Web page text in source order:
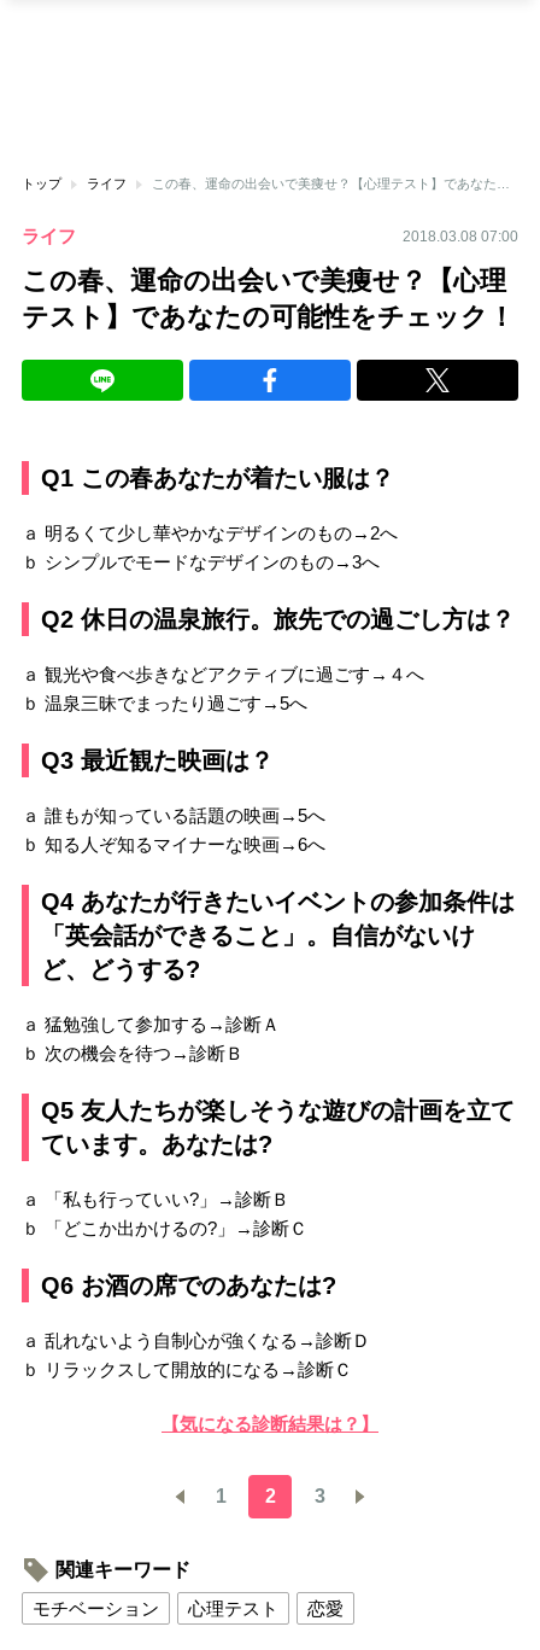
トップ ライフ
ライフ 2018.03.08 07:00
この春、運命の出会いで美痩せ？【心理
テスト】であなたの可能性をチェック！
Q1 この春あなたが着たい服は？
ａ 明るくて少し華やかなデザインのもの→2へ
ｂ シンプルでモードなデザインのもの→3へ
Q2 休日の温泉旅行。旅先での過ごし方は？
ａ 観光や食べ歩きなどアクティブに過ごす→４へ
ｂ 温泉三昧でまったり過ごす→5へ
Q3 最近観た映画は？
ａ 誰もが知っている話題の映画→5へ
ｂ 知る人ぞ知るマイナーな映画→6へ
Q4 あなたが行きたいイベントの参加条件は
「英会話ができること」。自信がないけ
ど、どうする?
ａ 猛勉強して参加する→診断Ａ
ｂ 次の機会を待つ→診断Ｂ
Q5 友人たちが楽しそうな遊びの計画を立て
ています。あなたは?
ａ 「私も行っていい?」→診断Ｂ
ｂ 「どこか出かけるの?」→診断Ｃ
Q6 お酒の席でのあなたは?
ａ 乱れないよう自制心が強くなる→診断Ｄ
ｂ リラックスして開放的になる→診断Ｃ
【気になる診断結果は？】
1 2 3
関連キーワード
モチベーション
心理テスト 恋愛